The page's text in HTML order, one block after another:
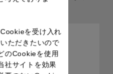
す。
用ください。
を受け入れ
ただきたいので
のCookieを使用
社サイトを効果